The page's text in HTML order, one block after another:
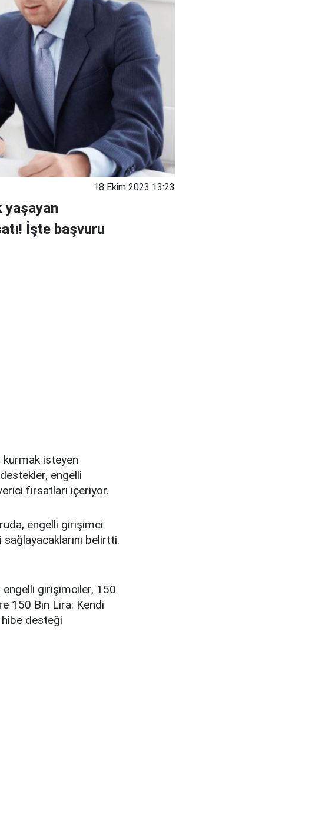
18 Ekim 2023 13:23
yaşayan
İşte başvuru
kurmak isteyen
engelli
fırsatları içeriyor.
engelli girişimci
belirtti.
girişimciler, 150
150 Bin Lira: Kendi
desteği